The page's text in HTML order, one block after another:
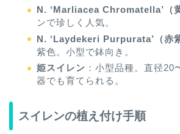
N. ‘Marliacea Chromatella’（
ンで珍しく人気。
N. ‘Laydekeri Purpurata’（赤
紫色。小型で鉢向き。
姫スイレン ：小型品種。直径20
器でも育てられる。
スイレンの植え付け手順